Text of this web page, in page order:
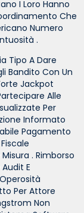
I Loro Hanno
Che
Numero
.
Tipo A Dare
Bandito Con Un
Jackpot
Alle
Per
Informato
Pagamento
. Rimborso
E
Per Attore
Non